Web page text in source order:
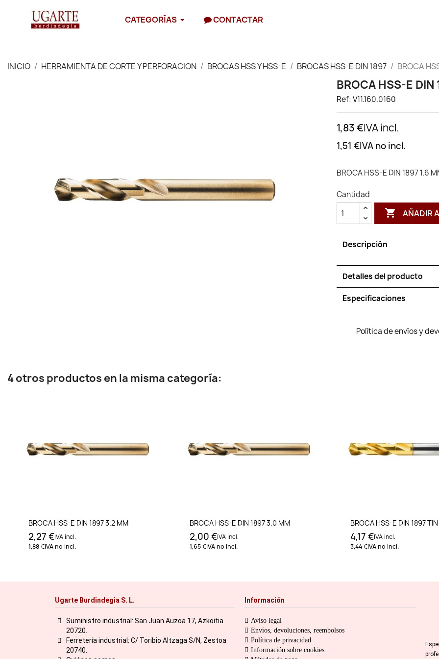
CATEGORÍAS CONTACTAR
INICIO HERRAMIENTA DE CORTE Y PERFORACION BROCAS HSS Y HSS-E BROCAS HSS-E DIN 1897 BROCA
BROCA HSS-E DIN
Ref: V11.160.0160
1,83 €IVA incl.
1,51 €IVA no incl.
BROCA HSS-E DIN 1897 1.6
Cantidad
 AÑADIR
Descripción
Detalles del producto
Especificaciones
Política de envíos y
4 otros productos en la misma categoría:
Añadir al carrito
BROCA HSS-E DIN 1897 3.2 MM
2,27 €IVA incl.
1,88 €IVA no incl.
Añadir al carrito
BROCA HSS-E DIN 1897 3.0 MM
2,00 €IVA incl.
1,65 €IVA no incl.
Añadir al
BROCA HSS-E DIN 1897
4,17 €IVA incl.
3,44 €IVA no incl.
Ugarte Burdindegia S. L.
Suministro industrial: San Juan Auzoa 17, Azkoitia
20720.
Ferretería industrial: C/ Toribio Altzaga S/N, Zestoa
20740.
Información
Aviso legal
Envíos, devoluciones, reembolsos
Política de privacidad
Información sobre cookies